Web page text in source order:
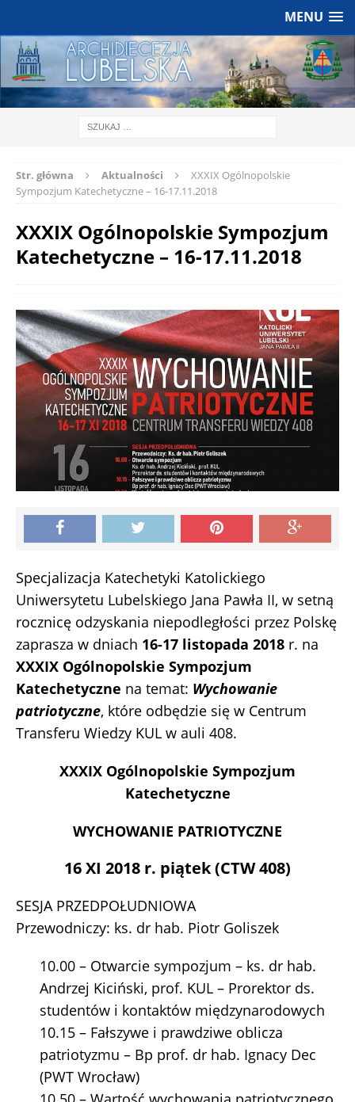
MENU
Str. główna Aktualności
XXXIX Ogólnopolskie
Sympozjum Katechetyczne – 16-17.11.2018
XXXIX Ogólnopolskie Sympozjum
Katechetyczne – 16-17.11.2018
Specjalizacja Katechetyki Katolickiego
Uniwersytetu Lubelskiego Jana Pawła II, w setną
rocznicę odzyskania niepodległości przez Polskę
zaprasza w dniach 16-17 listopada 2018 r. na
XXXIX Ogólnopolskie Sympozjum
Katechetyczne na temat: Wychowanie
patriotyczne, które odbędzie się w Centrum
Transferu Wiedzy KUL w auli 408.
XXXIX Ogólnopolskie Sympozjum
Katechetyczne
WYCHOWANIE PATRIOTYCZNE
16 XI 2018 r. piątek (CTW 408)
SESJA PRZEDPOŁUDNIOWA
Przewodniczy: ks. dr hab. Piotr Goliszek
10.00 – Otwarcie sympozjum – ks. dr hab.
Andrzej Kiciński, prof. KUL – Prorektor ds.
studentów i kontaktów międzynarodowych
10.15 – Fałszywe i prawdziwe oblicza
patriotyzmu – Bp prof. dr hab. Ignacy Dec
(PWT Wrocław)